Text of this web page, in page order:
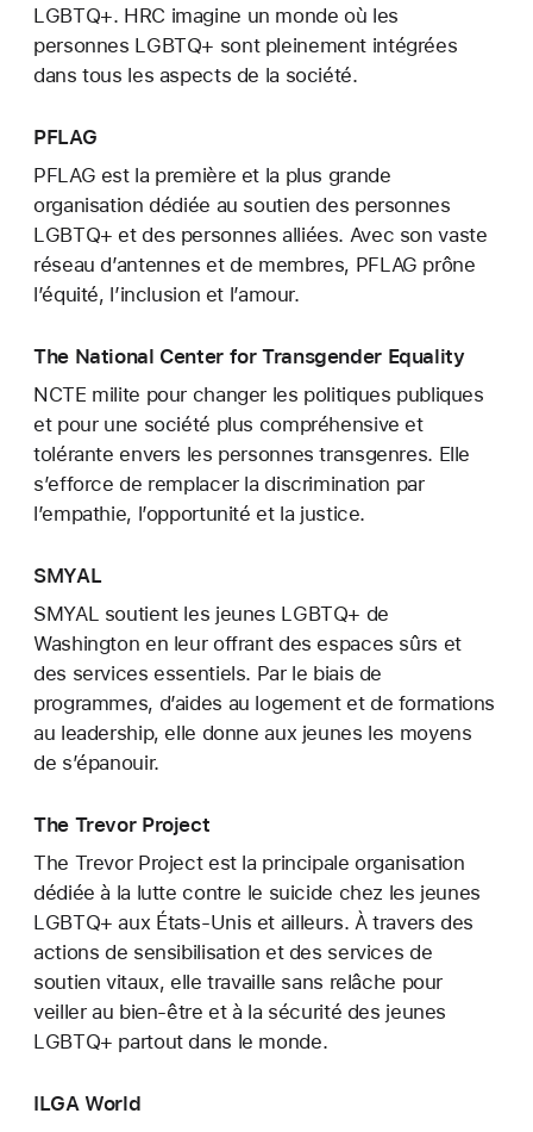
LGBTQ+. HRC imagine un monde où les
personnes LGBTQ+ sont pleinement intégrées
dans tous les aspects de la société.
PFLAG
PFLAG est la première et la plus grande
organisation dédiée au soutien des personnes
LGBTQ+ et des personnes alliées. Avec son vaste
réseau d’antennes et de membres, PFLAG prône
l’équité, l’inclusion et l’amour.
The National Center for Transgender Equality
NCTE milite pour changer les politiques publiques
et pour une société plus compréhensive et
tolérante envers les personnes transgenres. Elle
s’efforce de remplacer la discrimination par
l’empathie, l’opportunité et la justice.
SMYAL
SMYAL soutient les jeunes LGBTQ+ de
Washington en leur offrant des espaces sûrs et
des services essentiels. Par le biais de
programmes, d’aides au logement et de formations
au leadership, elle donne aux jeunes les moyens
de s’épanouir.
The Trevor Project
The Trevor Project est la principale organisation
dédiée à la lutte contre le suicide chez les jeunes
LGBTQ+ aux États-Unis et ailleurs. À travers des
actions de sensibilisation et des services de
soutien vitaux, elle travaille sans relâche pour
veiller au bien-être et à la sécurité des jeunes
LGBTQ+ partout dans le monde.
ILGA World